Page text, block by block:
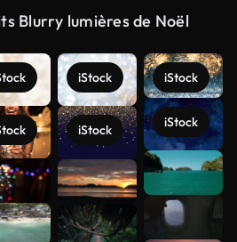
Blurry lumières de Noël
iStock
iStock
iStock
iStock
Voir plus